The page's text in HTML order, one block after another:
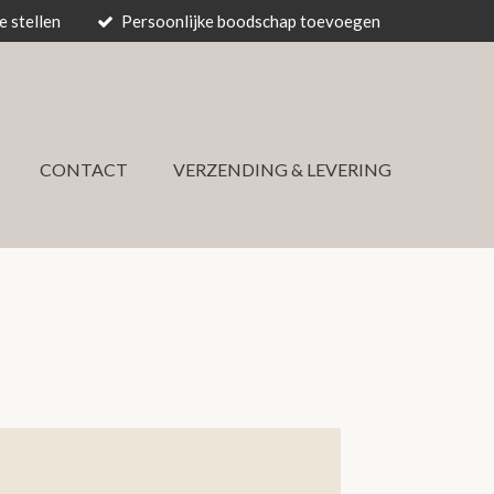
stellen Persoonlijke boodschap toevoegen
CONTACT VERZENDING & LEVERING